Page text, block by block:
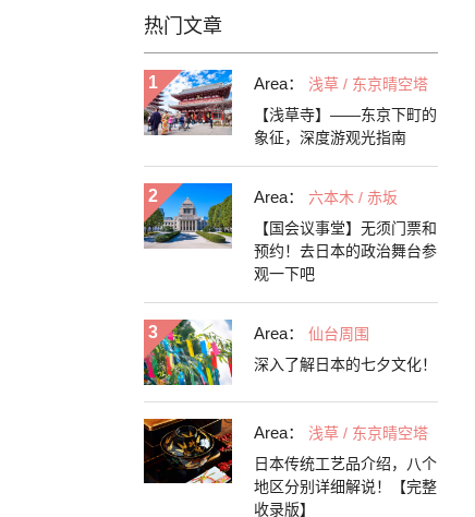
热门文章
Area：
浅草 / 东京晴空塔
【浅草寺】——东京下町的
象征，深度游观光指南
Area：
六本木 / 赤坂
【国会议事堂】无须门票和
预约！去日本的政治舞台参
观一下吧
Area：
仙台周围
深入了解日本的七夕文化！
Area：
浅草 / 东京晴空塔
日本传统工艺品介绍，八个
地区分别详细解说！【完整
收录版】